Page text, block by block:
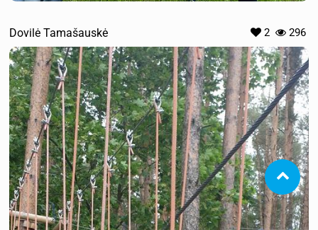
Dovilė Tamašauskė 2 296